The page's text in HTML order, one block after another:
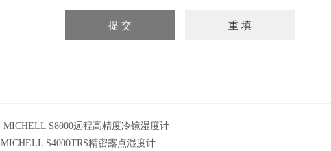
MICHELL S8000远程高精度冷镜湿度计
MICHELL S4000TRS精密露点湿度计